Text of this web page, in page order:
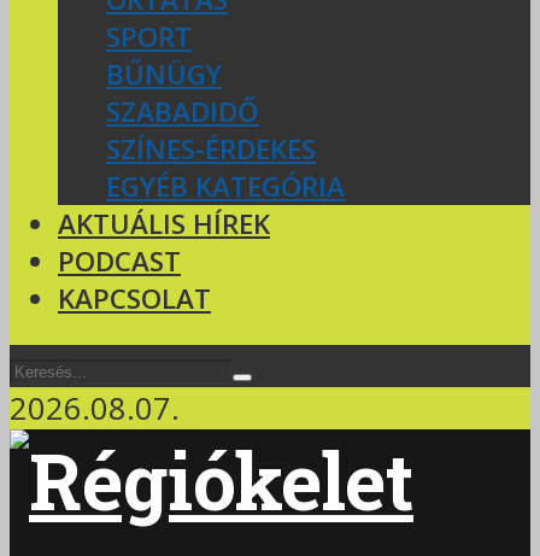
SPORT
BŰNÜGY
SZABADIDŐ
SZÍNES-ÉRDEKES
EGYÉB KATEGÓRIA
AKTUÁLIS HÍREK
PODCAST
KAPCSOLAT
2026.08.07.